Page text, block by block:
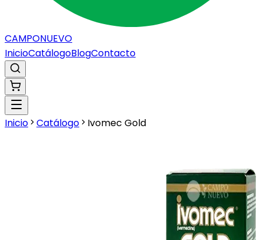
CAMPONUEVO
InicioCatálogoBlogContacto
Inicio Catálogo Ivomec Gold